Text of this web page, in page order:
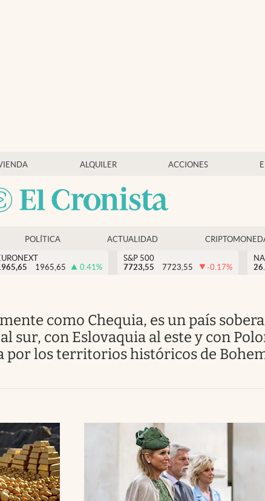
ALQUILER ACCIONES
POLÍTICA ACTUALIDAD
1965,65 0.41%
S&P 500
7723,55
7723,55 -0.17%
con Eslovaquia al este y con
por los territorios históricos de